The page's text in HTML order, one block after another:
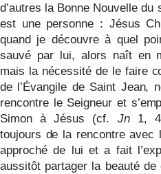
d’autres la Bonne Nouvelle
est une personne : Jésus
quand je découvre à quel
sauvé par lui, alors naît en
mais la nécessité de le faire
de l’Évangile de Saint Jean,
rencontre le Seigneur et
Simon à Jésus (cf. Jn1,
toujours de la rencontre avec
approché de lui et a fait
aussitôt partager la beauté